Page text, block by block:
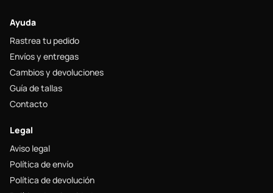
Ayuda
Rastrea tu pedido
Envíos y entregas
Cambios y devoluciones
Guía de tallas
Contacto
Legal
Aviso legal
Política de envío
Política de devolución